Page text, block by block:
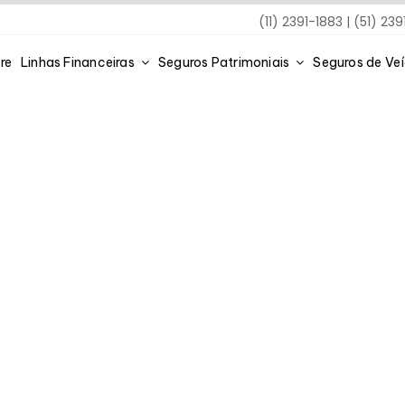
(11) 2391-1883 | (51)
Linhas Financeiras Seguros Patrimoniais Seguros de